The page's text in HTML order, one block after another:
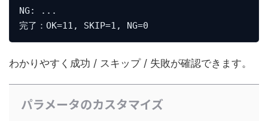
NG: ...
完了：OK=11, SKIP=1, NG=0
わかりやすく成功 / スキップ / 失敗が確認できます。
パラメータのカスタマイズ